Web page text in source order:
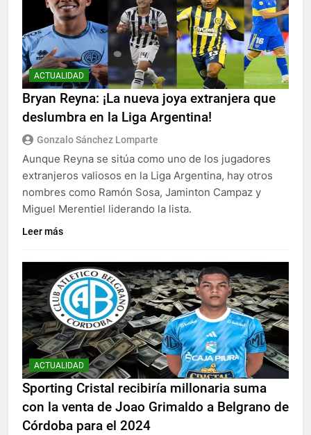
ACTUALIDAD
Bryan Reyna: ¡La nueva joya extranjera que
deslumbra en la Liga Argentina!
Gonzalo Sánchez Lomparte
Aunque Reyna se sitúa como uno de los jugadores
extranjeros valiosos en la Liga Argentina, hay otros
nombres como Ramón Sosa, Jaminton Campaz y
Miguel Merentiel liderando la lista.
Leer más
ACTUALIDAD
Sporting Cristal recibiría millonaria suma
con la venta de Joao Grimaldo a Belgrano de
Córdoba para el 2024